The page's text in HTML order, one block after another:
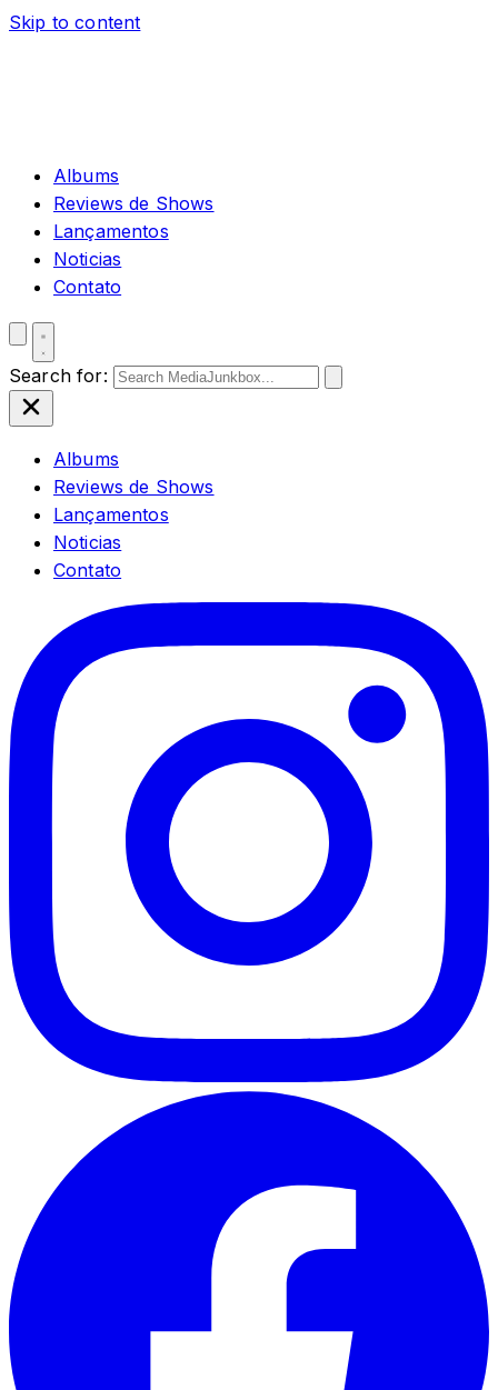
Skip to content
Albums
Reviews de Shows
Lançamentos
Noticias
Contato
Search for:
Albums
Reviews de Shows
Lançamentos
Noticias
Contato